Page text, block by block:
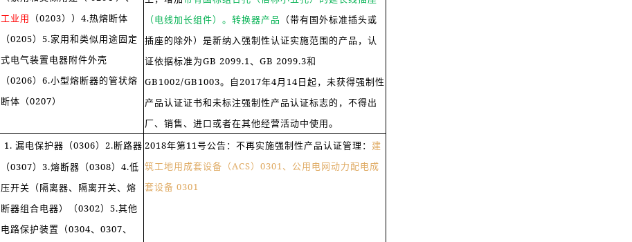
工业用
（0203））4.热熔断体
（0205）5.家用和类似用途固定
式电气装置电器附件外壳
（0206）6.小型熔断器的管状熔
断体（0207）
（电线加长组件）。转换器产品
（带有国外标准插头或
插座的除外）是新纳入强制性认证实施范围的产品，认
证依据标准为GB 2099.1、GB 2099.3和
GB1002/GB1003。自2017年4月14日起，未获得强制性
产品认证证书和未标注强制性产品认证标志的，不得出
厂、销售、进口或者在其他经营活动中使用。
1. 漏电保护器（0306）2.断路器
（0307）3.熔断器（0308）4.低
压开关（隔离器、隔离开关、熔
断器组合电器）（0302）5.其他
电路保护装置（0304、0307、
2018年第11号公告：不再实施强制性产品认证管理： 建
筑工地用成套设备（ACS）0301、公用电网动力配电成
套设备 0301